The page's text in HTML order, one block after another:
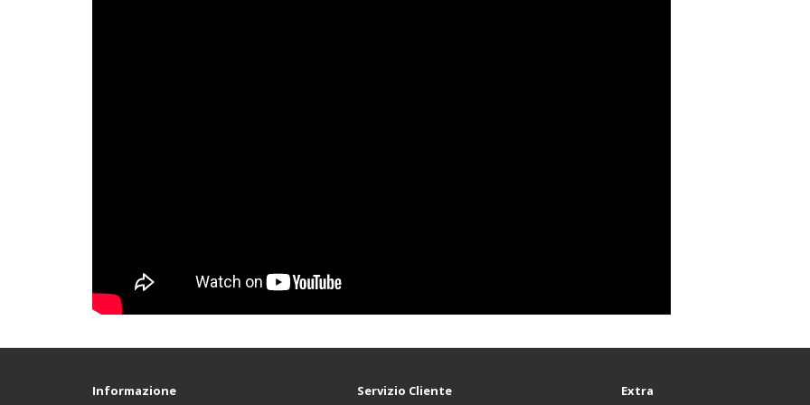
Informazione Servizio Cliente Extra